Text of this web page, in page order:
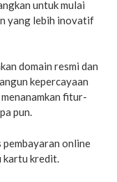
untuk mulai
yang lebih inovatif
domain resmi dan
kepercayaan
fitur-
pun.
online
kartu kredit.